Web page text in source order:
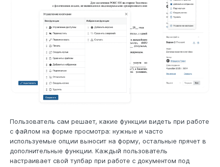
Пользователь сам решает, какие функции видеть при работе
с файлом на форме просмотра: нужные и часто
используемые опции выносит на форму, остальные прячет в
дополнительные функции. Каждый пользователь
настраивает свой тулбар при работе с документом под